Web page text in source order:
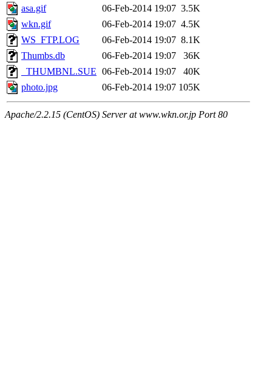
asa.gif
06-Feb-2014 19:07 3.5K
wkn.gif
06-Feb-2014 19:07 4.5K
WS_FTP.LOG
06-Feb-2014 19:07 8.1K
Thumbs.db
06-Feb-2014 19:07
36K
_THUMBNL.SUE 06-Feb-2014 19:07
40K
photo.jpg
06-Feb-2014 19:07 105K
Apache/2.2.15 (CentOS) Server at www.wkn.or.jp Port 80